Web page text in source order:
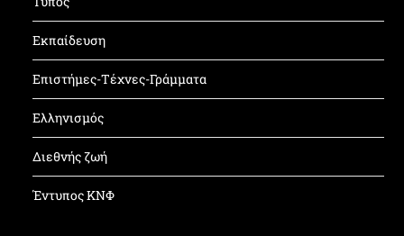
Εκπαίδευση
Επιστήμες-Τέχνες-Γράμματα
Ελληνισμός
Διεθνής ζωή
Έντυπος ΚΝΦ